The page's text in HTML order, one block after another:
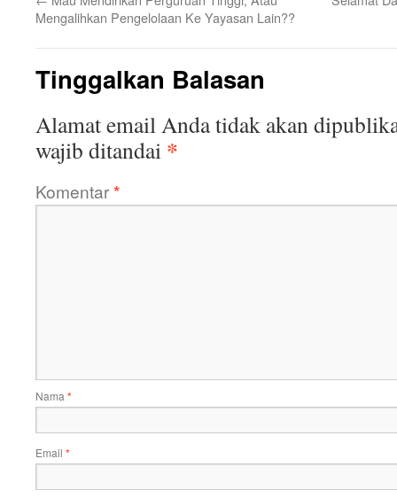
Mengalihkan Pengelolaan Ke Yayasan Lain??
Tinggalkan Balasan
Alamat email Anda tidak akan
wajib ditandai *
Komentar*
Nama *
Email *